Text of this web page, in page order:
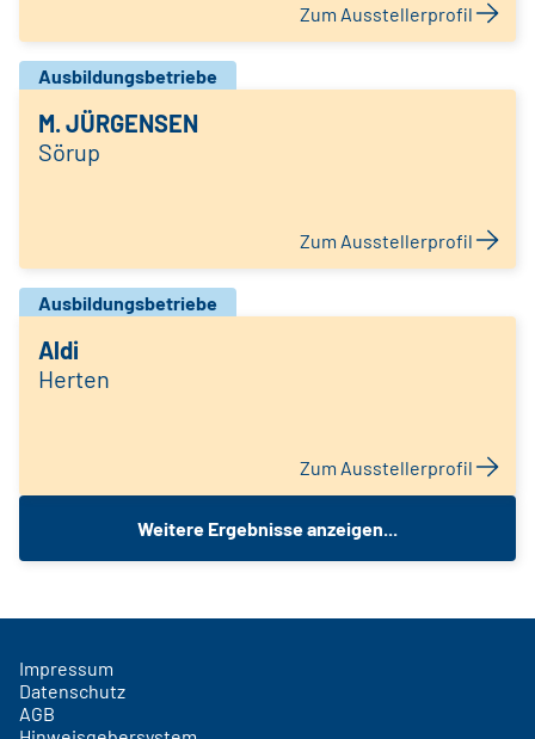
Zum Ausstellerprofil
Ausbildungsbetriebe
M. JÜRGENSEN
Sörup
Zum Ausstellerprofil
Ausbildungsbetriebe
Aldi
Herten
Zum Ausstellerprofil
Weitere Ergebnisse anzeigen...
Impressum
Datenschutz
AGB